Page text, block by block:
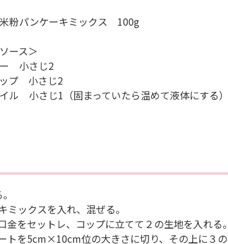
米粉パンケーキミックス 100g
ース＞
ー 小さじ2
ップ 小さじ2
ル 小さじ1（固まっていたら温めて液体にする）
ミックスを入れ、混ぜる。
金をセットレ、コップに立てて２の生地を入れる
トを5cm×10cm位の大きさに切り、その上に３